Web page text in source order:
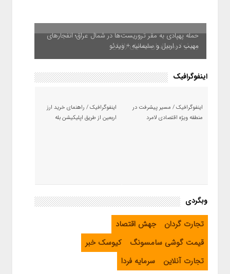
ویدئو / بیمه ایران؛ همپای زائران
حمله پهپادی به مقر تروریست‌ها در شمال عراق؛ انفجارهای
مهیب در اربیل و سلیمانیه + ویدئو
اینفوگرافیک
اینفوگرافیک / مسیر پیشرفت در
منطقه ویژه اقتصادی لامرد
اینفوگرافیک / راهنمای خرید ارز
اربعین از طریق اپلیکیشن بله
وبگردی
تجارت گردان
جهش اقتصاد
قیمت گوشی سامسونگ
کیوسک خبر
تجارت آنلاین
سرمایه فردا